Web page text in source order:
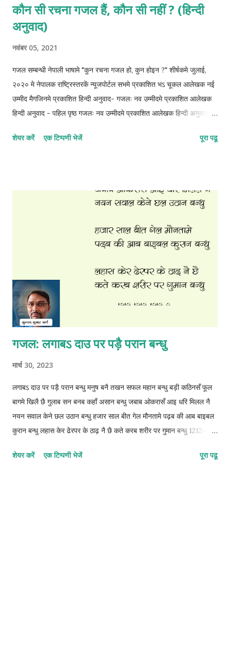
कौन सी रचना गजल हैं, कौन सी नहीं ? (हिन्दी
अनुवाद)
नवंबर 05, 2021
गजल सम्बन्धी नेपाली भाषामे "कुन रचना गजल हो, कुन होइन ?" शीर्षकमे जुलाई,
२०२० मे नेपालक राष्ट्रिस्तरकें न्यूजपोर्टल सभमे प्रकाशित भऽ चूकल आलेखक नई
उम्मीद मैगजिनमे प्रकाशित हिन्दी अनुवाद- गजलः नव उम्मीदमे प्रकाशित आलेखक
हिन्दी अनुवाद - पहिल पृष्ठ गजलः नव उम्मीदमे प्रकाशित आलेखक हिन्दी अनुवाद -
शेयर करें एक टिप्पणी भेजें पूरा पढू
गजल: लगाबऽ दाउ पर पड़ै परान बन्धु
मार्च 30, 2023
लगाबऽ दाउ पर पड़ै परान बन्धु मनुष बनै तखन सफल महान बन्धु बड़ी कठिनसँ फूल
बागमे खिलै छै गुलाब सन बनब कहाँ असान बन्धु जबाब ओकरासँ आइ धरि मिलल नै
नयन सवाल केने छल उठान बन्धु हजार साल बीत गेल मौनतामे पढ़ब की आब बाइबल
कुरान बन्धु लहास केर ढेरपर के ठाढ़ नै छै कते करब शरीर पर गुमान बन्धु 1212-
शेयर करें एक टिप्पणी भेजें पूरा पढू